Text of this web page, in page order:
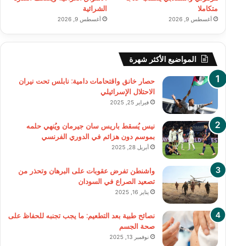
متكاملا
أغسطس 9, 2026
الشرائية
أغسطس 9, 2026
المواضيع الأكثر شهرة
حصار خانق واقتحامات دامية: نابلس تحت نيران
الاحتلال الإسرائيلي
فبراير 25, 2025
نيس يُسقط باريس سان جيرمان ويُنهي حلمه
بموسم دون هزائم في الدوري الفرنسي
أبريل 28, 2025
واشنطن تفرض عقوبات على البرهان وتحذر من
تصعيد الصراع في السودان
يناير 16, 2025
نصائح طبية بعد التطعيم: ما يجب تجنبه للحفاظ على
صحة الجسم
نوفمبر 13, 2025